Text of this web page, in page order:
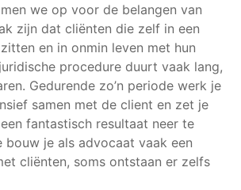
u strijden
we op voor de belangen van
zijn dat cliënten die zelf in een
en in onmin leven met hun
procedure duurt vaak lang,
Gedurende zo’n periode werk je
samen met de client en zet je
fantastisch resultaat neer te
bouw je als advocaat vaak een
cliënten, soms ontstaan er zelfs